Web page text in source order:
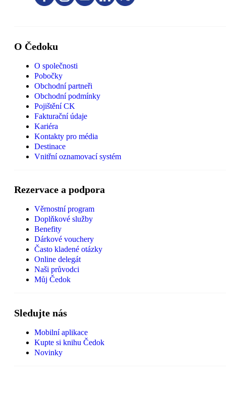
O Čedoku
O společnosti
Pobočky
Obchodní partneři
Obchodní podmínky
Pojištění CK
Fakturační údaje
Kariéra
Kontakty pro média
Destinace
Vnitřní oznamovací systém
Rezervace a podpora
Věrnostní program
Doplňkové služby
Benefity
Dárkové vouchery
Často kladené otázky
Online delegát
Naši průvodci
Můj Čedok
Sledujte nás
Mobilní aplikace
Kupte si knihu Čedok
Novinky